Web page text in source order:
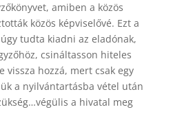
amiben a közös
közös képviselővé. Ezt a
tudta kiadni az eladónak,
csináltasson hiteles
vissza hozzá, mert csak egy
a nyilvántartásba vétel után
a hivatal meg